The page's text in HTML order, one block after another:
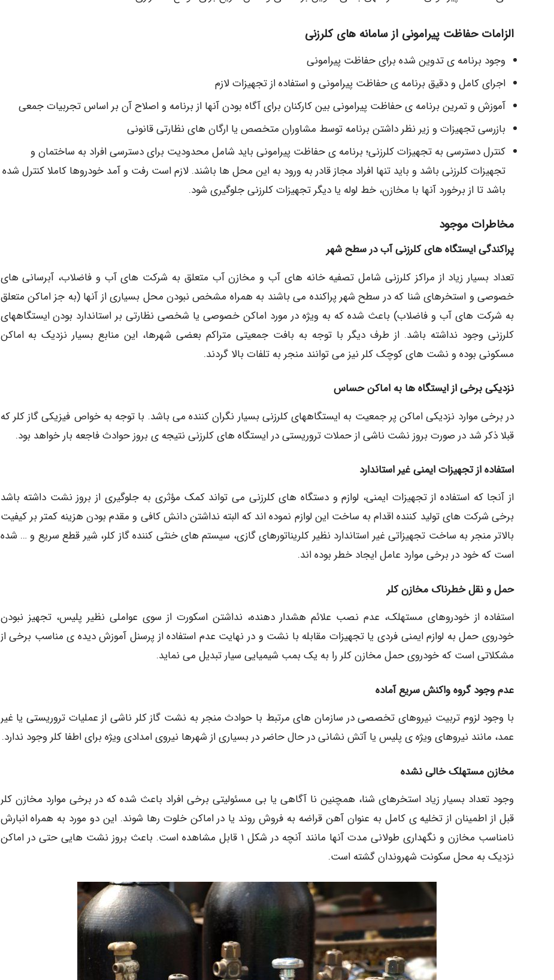
الزامات حفاظت پیرامونی از سامانه های کلرزنی
وجود برنامه ی تدوین شده برای حفاظت پیرامونی
اجرای کامل و دقیق برنامه ی حفاظت پیرامونی و استفاده از تجهیزات لازم
آموزش و تمرین برنامه ی حفاظت پیرامونی بین کارکنان برای آگاه بودن آنها از برنامه و اصلاح آن بر اساس تجربیات جمعی
بازرسی تجهیزات و زیر نظر داشتن برنامه توسط مشاوران متخصص یا ارگان های نظارتی قانونی
کنترل دسترسی به تجهیزات کلرزنی؛ برنامه ی حفاظت پیرامونی باید شامل محدودیت برای دسترسی افراد به ساختمان و
تجهیزات کلرزنی باشد و باید تنها افراد مجاز قادر به ورود به این محل ها باشند. لازم است رفت و آمد خودروها کاملا کنترل شده
باشد تا از برخورد آنها با مخازن، خط لوله یا دیگر تجهیزات کلرزنی جلوگیری شود.
مخاطرات موجود
پراکندگی ایستگاه های کلرزنی آب در سطح شهر
تعداد بسیار زیاد از مراکز کلرزنی شامل تصفیه خانه های آب و مخازن آب متعلق به شرکت های آب و فاضلاب، آبرسانی های
خصوصی و استخرهای شنا که در سطح شهر پراکنده می باشند به همراه مشخص نبودن محل بسیاری از آنها (به جز اماکن متعلق
به شرکت های آب و فاضلاب) باعث شده که به ویژه در مورد اماکن خصوصی یا شخصی نظارتی بر استاندارد بودن ایستگاههای
کلرزنی وجود نداشته باشد. از طرف دیگر با توجه به بافت جمعیتی متراکم بعضی شهرها، این منابع بسیار نزدیک به اماکن
مسکونی بوده و نشت های کوچک کلر نیز می توانند منجر به تلفات بالا گردند.
نزدیکی برخی از ایستگاه ها به اماکن حساس
در برخی موارد نزدیکی اماکن پر جمعیت به ایستگاههای کلرزنی بسیار نگران کننده می باشد. با توجه به خواص فیزیکی گاز کلر که
قبلا ذکر شد در صورت بروز نشت ناشی از حملات تروریستی در ایستگاه های کلرزنی نتیجه ی بروز حوادث فاجعه بار خواهد بود.
استفاده از تجهیزات ایمنی غیر استاندارد
از آنجا که استفاده از تجهیزات ایمنی، لوازم و دستگاه های کلرزنی می تواند کمک مؤثری به جلوگیری از بروز نشت داشته باشد
برخی شرکت های تولید کننده اقدام به ساخت این لوازم نموده اند که البته نداشتن دانش کافی و مقدم بودن هزینه کمتر بر کیفیت
بالاتر منجر به ساخت تجهیزاتی غیر استاندارد نظیر کلریناتورهای گازی، سیستم های خنثی کننده گاز کلر، شیر قطع سریع و … شده
است که خود در برخی موارد عامل ایجاد خطر بوده اند.
حمل و نقل خطرناک مخازن کلر
استفاده از خودروهای مستهلک، عدم نصب علائم هشدار دهنده، نداشتن اسکورت از سوی عواملی نظیر پلیس، تجهیز نبودن
خودروی حمل به لوازم ایمنی فردی یا تجهیزات مقابله با نشت و در نهایت عدم استفاده از پرسنل آموزش دیده ی مناسب برخی از
مشکلاتی است که خودروی حمل مخازن کلر را به یک بمب شیمیایی سیار تبدیل می نماید.
عدم وجود گروه واکنش سریع آماده
با وجود لزوم تربیت نیروهای تخصصی در سازمان های مرتبط با حوادث منجر به نشت گاز کلر ناشی از عملیات تروریستی یا غیر
عمد، مانند نیروهای ویژه ی پلیس یا آتش نشانی در حال حاضر در بسیاری از شهرها نیروی امدادی ویژه برای اطفا کلر وجود ندارد.
مخازن مستهلک خالی نشده
وجود تعداد بسیار زیاد استخرهای شنا، همچنین نا آگاهی یا بی مسئولیتی برخی افراد باعث شده که در برخی موارد مخازن کلر
قبل از اطمینان از تخلیه ی کامل به عنوان آهن قراضه به فروش روند یا در اماکن خلوت رها شوند. این دو مورد به همراه انبارش
نامناسب مخازن و نگهداری طولانی مدت آنها مانند آنچه در شکل ۱ قابل مشاهده است. باعث بروز نشت هایی حتی در اماکن
نزدیک به محل سکونت شهروندان گشته است.